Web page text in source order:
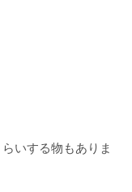
いする物もありま